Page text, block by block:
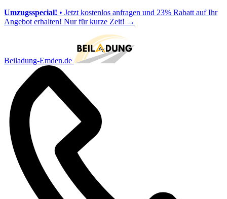
Umzugsspecial! • Jetzt kostenlos anfragen und 23% Rabatt auf Ihr
Angebot erhalten! Nur für kurze Zeit! →
Beiladung-Emden.de